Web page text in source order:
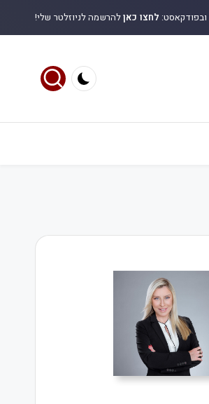
לחצו כאןלהרשמה לניוזלטר שלי!